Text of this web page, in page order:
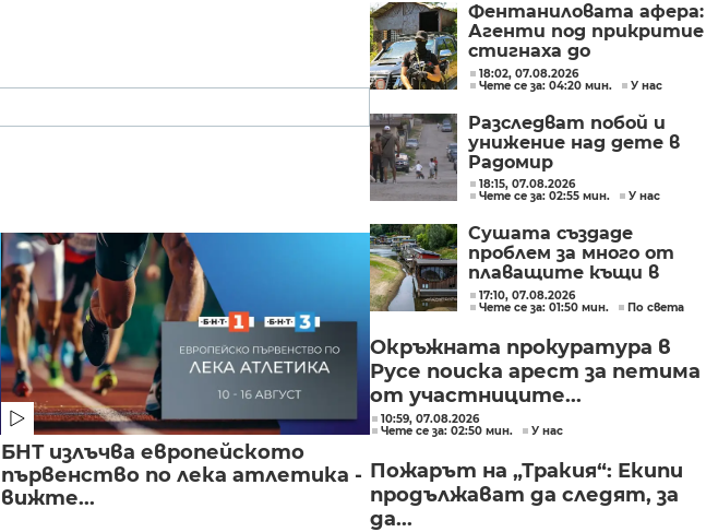
БНТ излъчва европейското
първенство по лека атлетика -
вижте...
Фентаниловата афера:
Агенти под прикритие
стигнаха до
лабораторията във
„Факултета“
18:02, 07.08.2026
Чете се за: 04:20 мин.
У нас
Разследват побой и
унижение над дете в
Радомир
18:15, 07.08.2026
Чете се за: 02:55 мин.
У нас
Сушата създаде
проблем за много от
плаващите къщи в
Нидерландия
17:10, 07.08.2026
Чете се за: 01:50 мин.
По света
Окръжната прокуратура в
Русе поиска арест за петима
от участниците...
10:59, 07.08.2026
Чете се за: 02:50 мин.
У нас
Пожарът на „Тракия“: Екипи
продължават да следят, за
да...